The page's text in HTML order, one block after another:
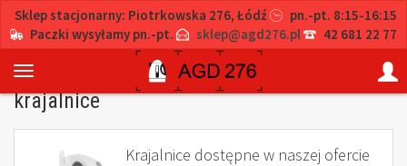
Sklep stacjonarny: Piotrkowska 276, Łódź
pn.-pt. 8:15-16:15
Paczki wysyłamy pn.-pt.
sklep@agd276.pl 42 681 22 77
krajalnice
Krajalnice dostępne w naszej ofercie